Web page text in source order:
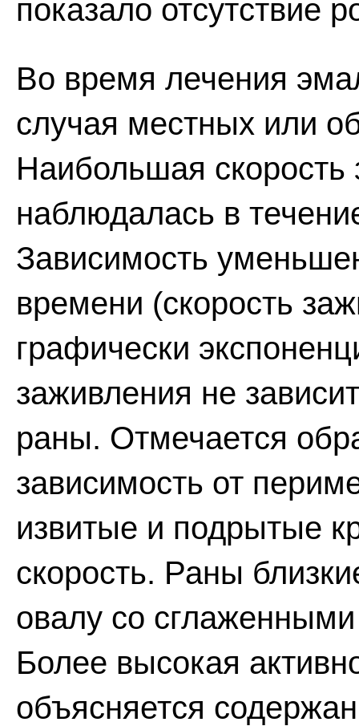
показало отсутствие
Во время лечения
случая местных или
Наибольшая скорость
наблюдалась в
Зависимость
времени (скорость
графически
заживления не
раны. Отмечается
зависимость от
извитые и подрытые
скорость. Раны
овалу со
Более высокая
объясняется